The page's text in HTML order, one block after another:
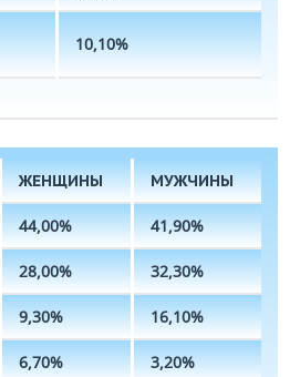
10,10%
ЖЕНЩИНЫ МУЖЧИНЫ
44,00% 41,90%
28,00% 32,30%
9,30% 16,10%
6,70% 3,20%